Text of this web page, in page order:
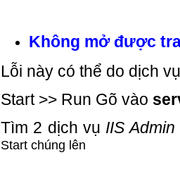
Không mở được
Lỗi này có thể do dịch
Start >> Run Gõ vào
Tìm 2 dịch vụ IIS Admin
Start chúng lên